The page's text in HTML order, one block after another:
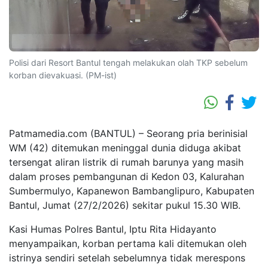
Polisi dari Resort Bantul tengah melakukan olah TKP sebelum
korban dievakuasi. (PM-ist)
Patmamedia.com (BANTUL) – Seorang pria berinisial
WM (42) ditemukan meninggal dunia diduga akibat
tersengat aliran listrik di rumah barunya yang masih
dalam proses pembangunan di Kedon 03, Kalurahan
Sumbermulyo, Kapanewon Bambanglipuro, Kabupaten
Bantul, Jumat (27/2/2026) sekitar pukul 15.30 WIB.
Kasi Humas Polres Bantul, Iptu Rita Hidayanto
menyampaikan, korban pertama kali ditemukan oleh
istrinya sendiri setelah sebelumnya tidak merespons